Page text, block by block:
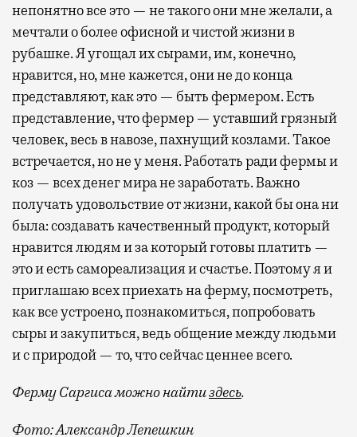
непонятно все это — не такого они мне желали, а
мечтали о более офисной и чистой жизни в
рубашке. Я угощал их сырами, им, конечно,
нравится, но, мне кажется, они не до конца
представляют, как это — быть фермером. Есть
представление, что фермер — уставший грязный
человек, весь в навозе, пахнущий козлами. Такое
встречается, но не у меня. Работать ради фермы и
коз — всех денег мира не заработать. Важно
получать удовольствие от жизни, какой бы она ни
была: создавать качественный продукт, который
нравится людям и за который готовы платить —
это и есть самореализация и счастье. Поэтому я и
приглашаю всех приехать на ферму, посмотреть,
как все устроено, познакомиться, попробовать
сыры и закупиться, ведь общение между людьми
и с природой — то, что сейчас ценнее всего.
Ферму Саргиса можно найтиздесь.
Фото: Александр Лепешкин